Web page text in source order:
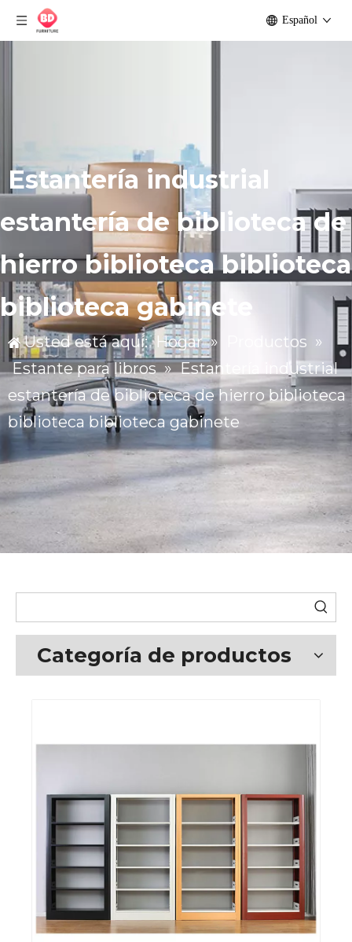
Español
Estantería industrial
estantería de biblioteca de
hierro biblioteca biblioteca
biblioteca gabinete
Usted está aquí: Hogar » Productos »
Estante para libros » Estantería industrial
estantería de biblioteca de hierro biblioteca
biblioteca biblioteca gabinete
Categoría de productos